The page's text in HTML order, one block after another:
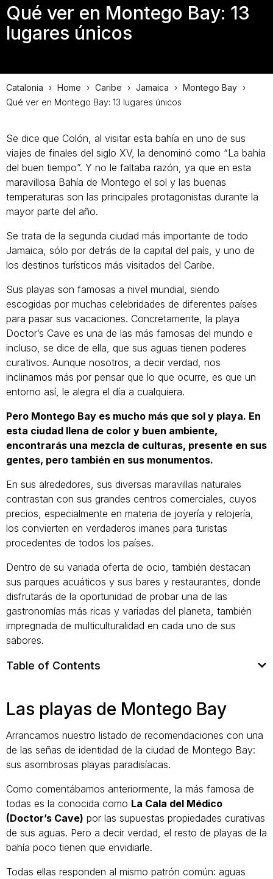
Qué ver en Montego Bay: 13
lugares únicos
Catalonia › Home › Caribe › Jamaica › Montego Bay ›
Qué ver en Montego Bay: 13 lugares únicos
Se dice que Colón, al visitar esta bahía en uno de sus
viajes de finales del siglo XV, la denominó como “La bahía
del buen tiempo”. Y no le faltaba razón, ya que en esta
maravillosa Bahía de Montego el sol y las buenas
temperaturas son las principales protagonistas durante la
mayor parte del año.
Se trata de la segunda ciudad más importante de todo
Jamaica, sólo por detrás de la capital del país, y uno de
los destinos turísticos más visitados del Caribe.
Sus playas son famosas a nivel mundial, siendo
escogidas por muchas celebridades de diferentes países
para pasar sus vacaciones. Concretamente, la playa
Doctor’s Cave es una de las más famosas del mundo e
incluso, se dice de ella, que sus aguas tienen poderes
curativos. Aunque nosotros, a decir verdad, nos
inclinamos más por pensar que lo que ocurre, es que un
entorno así, le alegra el día a cualquiera.
Pero Montego Bay es mucho más que sol y playa. En
esta ciudad llena de color y buen ambiente,
encontrarás una mezcla de culturas, presente en sus
gentes, pero también en sus monumentos.
En sus alrededores, sus diversas maravillas naturales
contrastan con sus grandes centros comerciales, cuyos
precios, especialmente en materia de joyería y relojería,
los convierten en verdaderos imanes para turistas
procedentes de todos los países.
Dentro de su variada oferta de ocio, también destacan
sus parques acuáticos y sus bares y restaurantes, donde
disfrutarás de la oportunidad de probar una de las
gastronomías más ricas y variadas del planeta, también
impregnada de multiculturalidad en cada uno de sus
sabores.
Table of Contents
Las playas de Montego Bay
Arrancamos nuestro listado de recomendaciones con una
de las señas de identidad de la ciudad de Montego Bay:
sus asombrosas playas paradisíacas.
Como comentábamos anteriormente, la más famosa de
todas es la conocida como La Cala del Médico
(Doctor’s Cave) por las supuestas propiedades curativas
de sus aguas. Pero a decir verdad, el resto de playas de la
bahía poco tienen que envidiarle.
Todas ellas responden al mismo patrón común: aguas